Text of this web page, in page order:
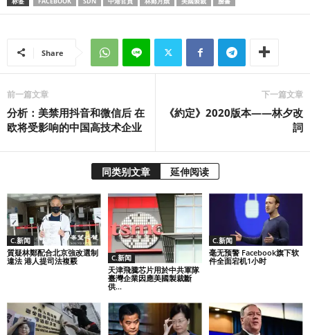
Share
前一篇文章
分析：美禁用抖音和微信后 在
欧将受影响的中国高技术企业
下一篇文章
《約定》2020版本——林夕改
詞
同类别文章 延伸阅读
C.新闻
質疑林鄭配合北京強改選制
違法 港人提司法複覈
C.新闻
天津飛騰芯片用於中共軍隊
臺灣企業因應美國製裁斷
供...
C.新闻
毫无预警 Facebook旗下软
件全面宕机1小时